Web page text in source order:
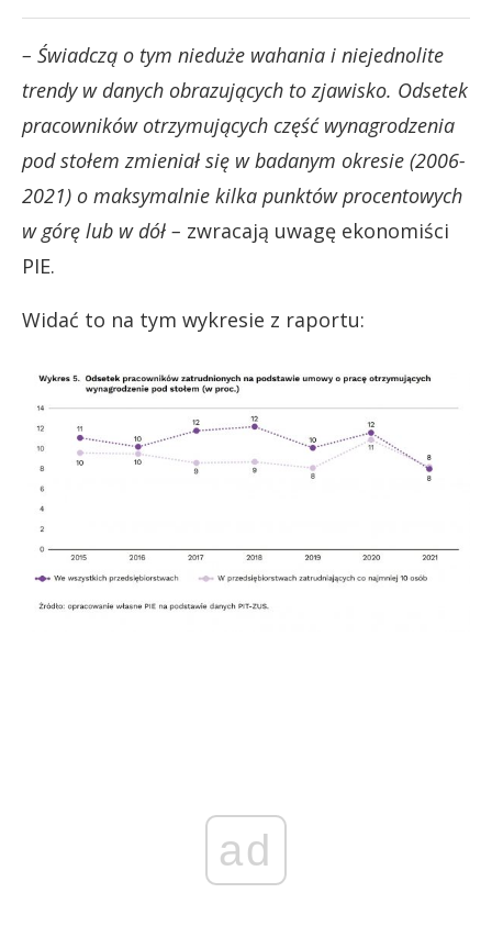
– Świadczą o tym nieduże wahania i niejednolite
trendy w danych obrazujących to zjawisko. Odsetek
pracowników otrzymujących część wynagrodzenia
pod stołem zmieniał się w badanym okresie (2006-
2021) o maksymalnie kilka punktów procentowych
w górę lub w dół – zwracają uwagę ekonomiści
PIE.
Widać to na tym wykresie z raportu:
ad